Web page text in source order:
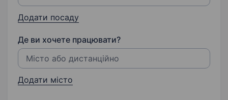
Додати посаду
Де ви хочете працювати?
Додати місто